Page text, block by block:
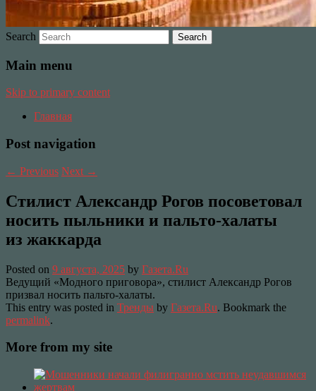
Search
Main menu
Skip to primary content
Главная
Post navigation
← Previous Next →
Стилист Александр Рогов посоветовал
носить пыльники и пальто-халаты
из жаккарда
Posted on 9 августа, 2025 by Газета.Ru
Ведущий «Модного приговора», стилист Александр Рогов
призвал носить пальто-халаты.
This entry was posted in Тренды by Газета.Ru. Bookmark the
permalink.
More from my site